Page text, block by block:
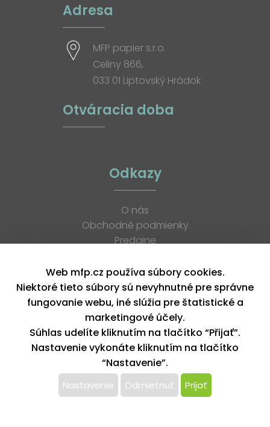
Adresa
MFP papier s.r.o.
Celiny 866,
033 01 Liptovský Hrádok
Otváracia doba
Odkazy
O nás
Obchodné podmienky
Predajne
K stiahnutiu
Blog
Kontakt
Kariéra
XML feed
Copyright © 2026, MFP paper s. r. o. | Všetky práva vyhradené
design by MFP
Tento web používa k poskytovaniu služieb,
Web mfp.cz používa súbory cookies.
Niektoré tieto súbory sú nevyhnutné pre správne
fungovanie webu, iné slúžia pre štatistické a
marketingové účely.
Súhlas udelíte kliknutím na tlačítko “Přijať”.
Nastavenie vykonáte kliknutím na tlačítko
“Nastavenie”.
Nastavenie Odmietnuť Prijať